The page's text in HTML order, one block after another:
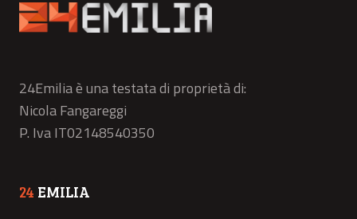
24Emilia è una testata di proprietà di:
Nicola Fangareggi
P. Iva IT02148540350
24 EMILIA